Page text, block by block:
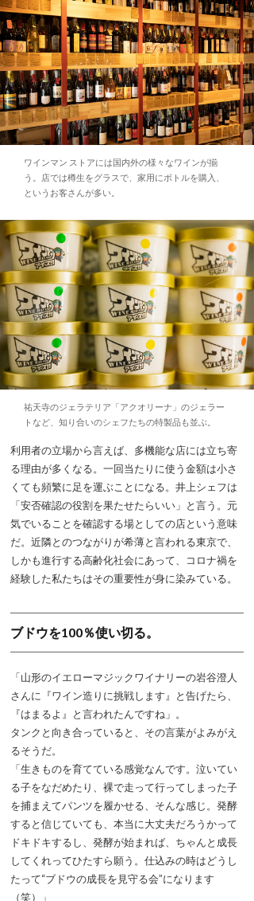
ワインマン ストアには国内外の様々なワインが揃
う。店では樽生をグラスで、家用にボトルを購入、
というお客さんが多い。
祐天寺のジェラテリア「アクオリーナ」のジェラー
トなど、知り合いのシェフたちの特製品も並ぶ。
利用者の立場から言えば、多機能な店には立ち寄
る理由が多くなる。一回当たりに使う金額は小さ
くても頻繁に足を運ぶことになる。井上シェフは
「安否確認の役割を果たせたらいい」と言う。元
気でいることを確認する場としての店という意味
だ。近隣とのつながりが希薄と言われる東京で、
しかも進行する高齢化社会にあって、コロナ禍を
経験した私たちはその重要性が身に染みている。
ブドウを100％使い切る。
「山形のイエローマジックワイナリーの岩谷澄人
さんに『ワイン造りに挑戦します』と告げたら、
『はまるよ』と言われたんですね」。
タンクと向き合っていると、その言葉がよみがえ
るそうだ。
「生きものを育てている感覚なんです。泣いてい
る子をなだめたり、裸で走って行ってしまった子
を捕まえてパンツを履かせる、そんな感じ。発酵
すると信じていても、本当に大丈夫だろうかって
ドキドキするし、発酵が始まれば、ちゃんと成長
してくれってひたすら願う。仕込みの時はどうし
たって“ブドウの成長を見守る会”になります
（笑）」